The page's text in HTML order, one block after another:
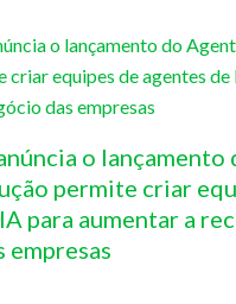
o
permite criar
para aumentar a
empresas